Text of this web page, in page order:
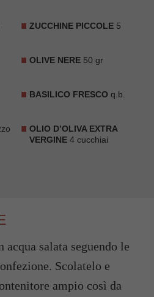
ZUCCHINE PICCOLE 5
OLIVE NERE 50 gr
BASILICO FRESCO q.b.
OLIO D’OLIVA EXTRA
VERGINE 4 cucchiai
acqua salata seguendo le
Scolatelo e
ampio così da